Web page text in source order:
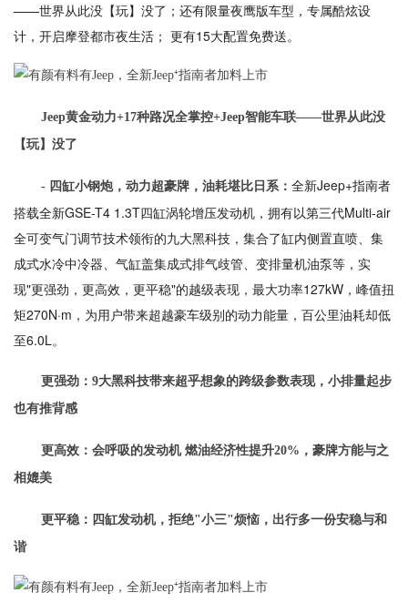
——世界从此没【玩】没了；还有限量夜鹰版车型，专属酷炫设
计，开启摩登都市夜生活； 更有15大配置免费送。
Jeep黄金动力+17种路况全掌控+Jeep智能车联——世界从此没
【玩】没了
- 四缸小钢炮，动力超豪牌，油耗堪比日系： 全新Jeep+指南者
搭载全新GSE-T4 1.3T四缸涡轮增压发动机，拥有以第三代Multi-air
全可变气门调节技术领衔的九大黑科技，集合了缸内侧置直喷、集
成式水冷中冷器、气缸盖集成式排气歧管、变排量机油泵等，实
现"更强劲，更高效，更平稳"的越级表现，最大功率127kW，峰值扭
矩270N·m，为用户带来超越豪车级别的动力能量，百公里油耗却低
至6.0L。
更强劲：9大黑科技带来超乎想象的跨级参数表现，小排量起步
也有推背感
更高效：会呼吸的发动机 燃油经济性提升20%，豪牌方能与之
相媲美
更平稳：四缸发动机，拒绝"小三"烦恼，出行多一份安稳与和
谐